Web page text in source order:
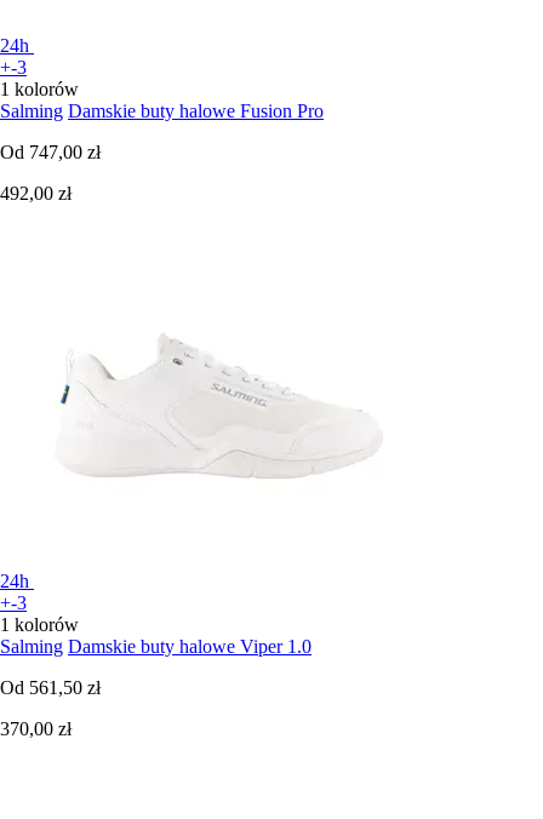
24h
+-3
1 kolorów
Salming Damskie buty halowe Fusion Pro
Od 747,00 zł
492,00 zł
24h
+-3
1 kolorów
Salming Damskie buty halowe Viper 1.0
Od 561,50 zł
370,00 zł